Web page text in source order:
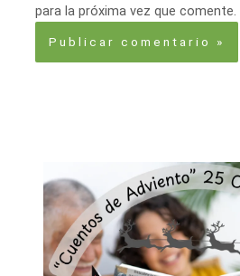
para la próxima vez que comente.